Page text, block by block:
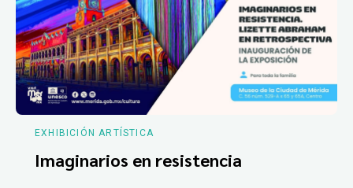
EXHIBICIÓN ARTÍSTICA
Imaginarios en resistencia